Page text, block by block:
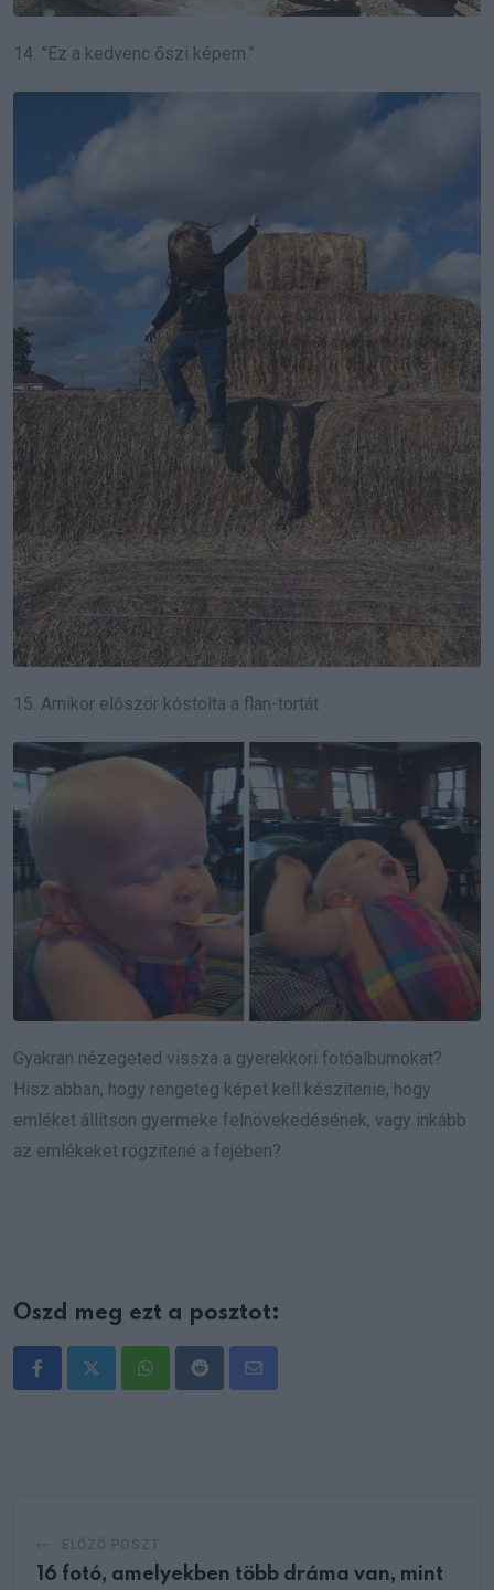
14. ”Ez a kedvenc őszi képem.”
15. Amikor először kóstolta a flan-tortát
Gyakran nézegeted vissza a gyerekkori fotóalbumokat?
Hisz abban, hogy rengeteg képet kell készítenie, hogy
emléket állítson gyermeke felnövekedésének, vagy inkább
az emlékeket rögzítené a fejében?
Oszd meg ezt a posztot:
WhatsappRedditShare
16 fotó, amelyekben több dráma van, mint